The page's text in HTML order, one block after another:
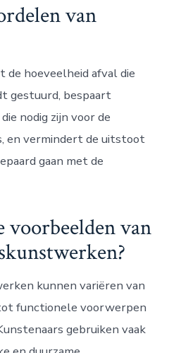
van
hoeveelheid afval die
gestuurd, bespaart
nodig zijn voor de
en vermindert de uitstoot
gaan met de
van
kunnen variëren van
functionele voorwerpen
gebruiken vaak